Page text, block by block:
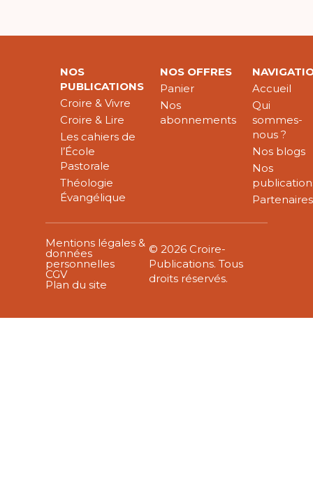
NOS
PUBLICATIONS
Croire & Vivre
Croire & Lire
Les cahiers de
l’École
Pastorale
Théologie
Évangélique
NOS OFFRES
Panier
Nos
abonnements
Accueil
Qui
sommes-
nous ?
Nos blogs
Nos
Partenaires
Mentions légales &
données
personnelles
CGV
Plan du site
© 2026 Croire-
Publications. Tous
droits réservés.